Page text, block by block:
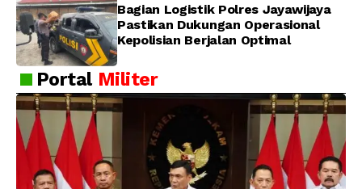
Bagian Logistik Polres Jayawijaya
Pastikan Dukungan Operasional
Kepolisian Berjalan Optimal
Portal Militer